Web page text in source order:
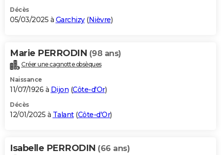
Décès
05/03/2025 à Garchizy(Nièvre)
Marie PERRODIN (98 ans)
Créer une cagnotte obsèques
Naissance
11/07/1926 à Dijon (Côte-d'Or)
Décès
12/01/2025 à Talant(Côte-d'Or)
Isabelle PERRODIN (66 ans)